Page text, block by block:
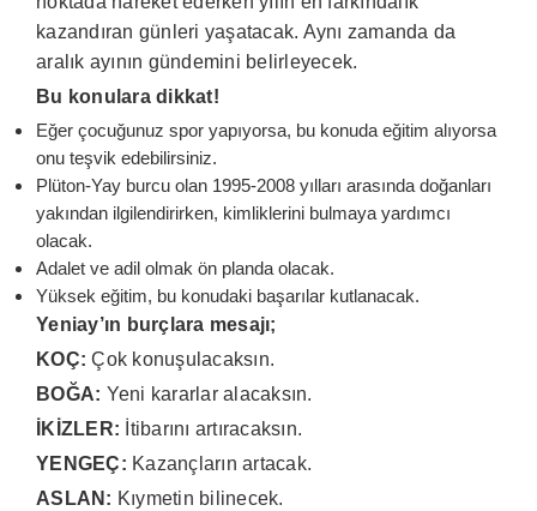
kazandıran günleri yaşatacak. Aynı zamanda da
aralık ayının gündemini belirleyecek.
Bu konulara dikkat!
Eğer çocuğunuz spor yapıyorsa, bu konuda eğitim alıyorsa
onu teşvik edebilirsiniz.
Plüton-Yay burcu olan 1995-2008 yılları arasında doğanları
yakından ilgilendirirken, kimliklerini bulmaya yardımcı
olacak.
Adalet ve adil olmak ön planda olacak.
Yüksek eğitim, bu konudaki başarılar kutlanacak.
Yeniay’ın burçlara mesajı;
KOÇ:Çok konuşulacaksın.
BOĞA: Yeni kararlar alacaksın.
İKİZLER: İtibarını artıracaksın.
YENGEÇ: Kazançların artacak.
ASLAN: Kıymetin bilinecek.